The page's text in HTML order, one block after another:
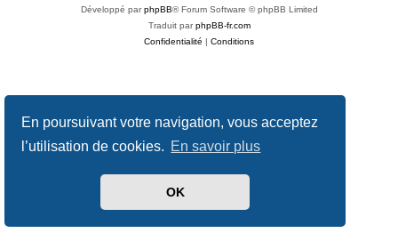
En poursuivant votre navigation, vous acceptez
l’utilisation de cookies. En savoir plus
OK
Développé parphpBB® Forum Software © phpBB Limited
Traduit parphpBB-fr.com
Confidentialité | Conditions